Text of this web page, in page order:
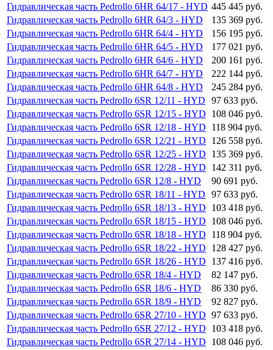
Гидравлическая часть Pedrollo 6HR 64/17 - HYD 445 445 руб.
Гидравлическая часть Pedrollo 6HR 64/3 - HYD
135 369 руб.
Гидравлическая часть Pedrollo 6HR 64/4 - HYD
156 195 руб.
Гидравлическая часть Pedrollo 6HR 64/5 - HYD
177 021 руб.
Гидравлическая часть Pedrollo 6HR 64/6 - HYD
200 161 руб.
Гидравлическая часть Pedrollo 6HR 64/7 - HYD
222 144 руб.
Гидравлическая часть Pedrollo 6HR 64/8 - HYD
245 284 руб.
Гидравлическая часть Pedrollo 6SR 12/11 - HYD
97 633 руб.
Гидравлическая часть Pedrollo 6SR 12/15 - HYD
108 046 руб.
Гидравлическая часть Pedrollo 6SR 12/18 - HYD
118 904 руб.
Гидравлическая часть Pedrollo 6SR 12/21 - HYD
126 558 руб.
Гидравлическая часть Pedrollo 6SR 12/25 - HYD
135 369 руб.
Гидравлическая часть Pedrollo 6SR 12/28 - HYD
142 311 руб.
Гидравлическая часть Pedrollo 6SR 12/8 - HYD
90 691 руб.
Гидравлическая часть Pedrollo 6SR 18/11 - HYD
97 633 руб.
Гидравлическая часть Pedrollo 6SR 18/13 - HYD
103 418 руб.
Гидравлическая часть Pedrollo 6SR 18/15 - HYD
108 046 руб.
Гидравлическая часть Pedrollo 6SR 18/18 - HYD
118 904 руб.
Гидравлическая часть Pedrollo 6SR 18/22 - HYD
128 427 руб.
Гидравлическая часть Pedrollo 6SR 18/26 - HYD
137 416 руб.
Гидравлическая часть Pedrollo 6SR 18/4 - HYD
82 147 руб.
Гидравлическая часть Pedrollo 6SR 18/6 - HYD
86 330 руб.
Гидравлическая часть Pedrollo 6SR 18/9 - HYD
92 827 руб.
Гидравлическая часть Pedrollo 6SR 27/10 - HYD 97 633 руб.
Гидравлическая часть Pedrollo 6SR 27/12 - HYD
103 418 руб.
Гидравлическая часть Pedrollo 6SR 27/14 - HYD
108 046 руб.